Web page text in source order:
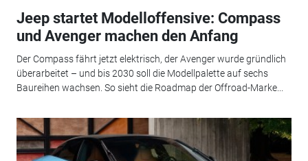
Jeep startet Modelloffensive: Compass
und Avenger machen den Anfang
Der Compass fährt jetzt elektrisch, der Avenger wurde gründlich
überarbeitet – und bis 2030 soll die Modellpalette auf sechs
Baureihen wachsen. So sieht die Roadmap der Offroad-Marke...